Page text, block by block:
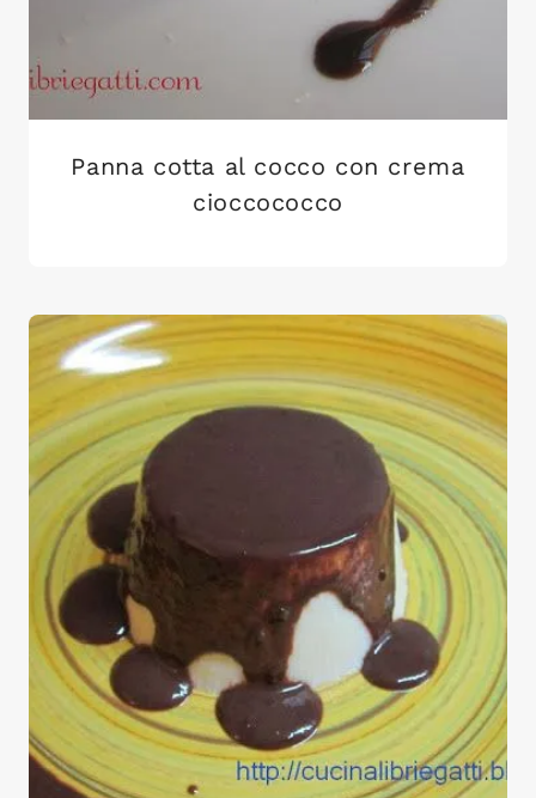
Panna cotta al cocco con crema
cioccococco